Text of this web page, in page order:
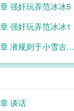
强奸玩弄范冰冰5
强奸玩弄范冰冰1
潜规则于小雪古力
谈话